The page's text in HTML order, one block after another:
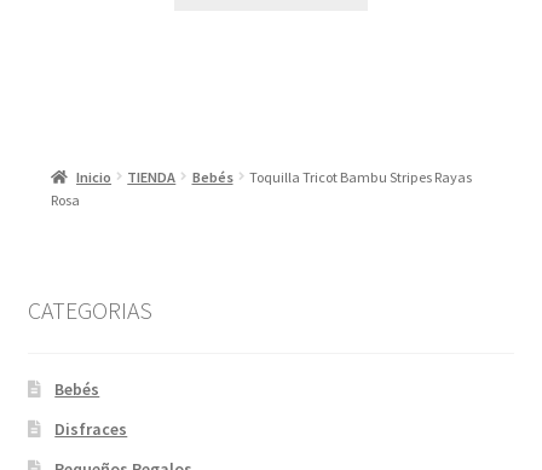
Inicio TIENDA Bebés
Toquilla Tricot Bambu Stripes Rayas
Rosa
CATEGORIAS
Bebés
Disfraces